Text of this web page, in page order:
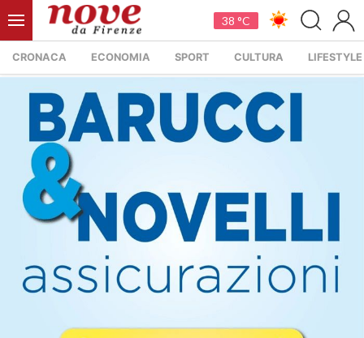
38 °C
CRONACA ECONOMIA SPORT CULTURA LIFESTYLE